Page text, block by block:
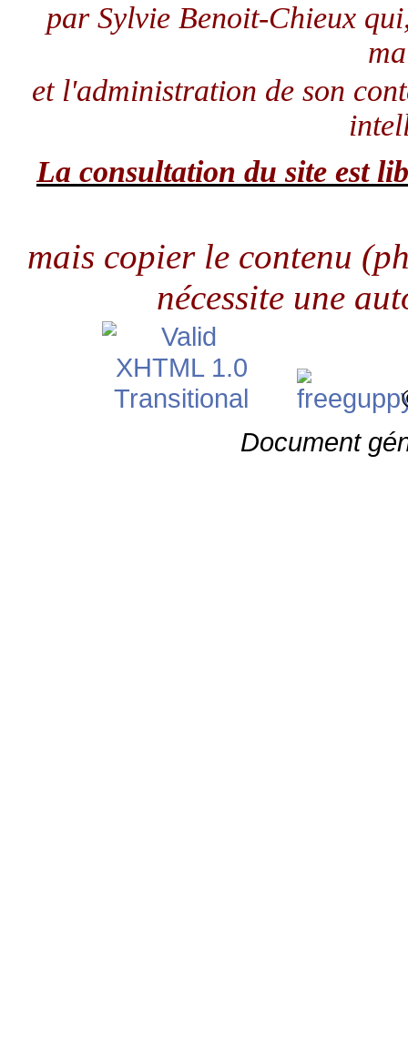
par Sylvie Benoit-Chieux
et l'administration de son
La consultation du site est
mais copier le contenu
nécessite une
Document